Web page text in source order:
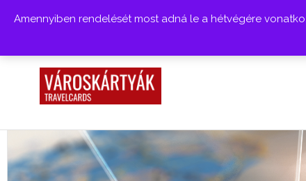
Amennyiben rendelését most adná le a hétvégére